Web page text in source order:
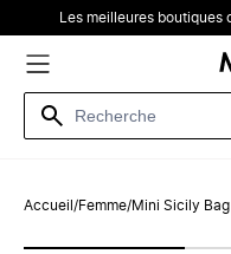
Les meilleures boutiques
Accueil /Femme/Mini Sicily Bag